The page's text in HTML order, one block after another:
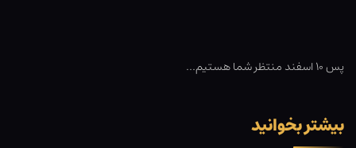
پس ۱۰ اسفند منتظر شما هستیم…
بیشتر بخوانید